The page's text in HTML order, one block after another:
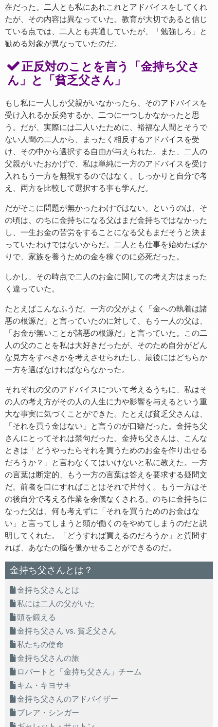
在だった。二人とも私にあれこれとアドバイスをしてくれ
たが、その内容は異なっていた。教育が大切であると信じ
ている点では、二人とも共通していたが、「勉強しろ」と
勧める対象が異なっていたのだ。
正反対のことを言う「金持ち父さ
ん」と「貧乏父さん」
もし私に一人しか父親がいなかったら、そのアドバイスを
受け入れるか反発するか、二つに一つしかなかったと思
う。だが、実際には二人いたために、裕福な人間とそうで
ない人間の二人から、まったく相反するアドバイスを受
け、その中から選択する自由が与えられた。また、二人の
父親がいたおかげで、私は単純に一方のアドバイスを受け
入れもう一方を無視するのではなく、しっかりと自分で考
え、両方を比較して選択する事も学んだ。
だがそこに問題が無かったわけではない。というのは、そ
の頃は、のちに金持ちになる父はまだ金持ちではなかった
し、一生お金の苦労をすることになる父もまだそうと決ま
っていたわけではないからだ。二人とも仕事を始めたばか
りで、家族を養うための金を稼ぐのに必死だった。
しかし、その時点で二人のお金に関しての考え方はまった
く違っていた。
たとえばこんなふうだ。一方の父がよく「金への執着は諸
悪の根源だ」と言っていたのに対して、もう一人の父は、
「お金が無いことが諸悪の根源だ」と言っていた。この二
人の父のことを私は大好きだったが、そのため自分がどん
な見方をすべきかを考えさせられたし、最後にはどちらか
一方を選ばなければならなかった。
それぞれの父のアドバイスについて考えるうちに、私はそ
の人の考え方がその人の人生に力や影響を与えるという重
大な事実に気づくことができた。たとえば貧乏父さんは、
「それを買う金はない」と言うのが口癖だった。金持ち父
さんにとってそれは禁句だった。金持ち父さんは、こんな
ときは「どうやったらそれを買うためのお金を作り出せる
だろうか？」と言わなくてはいけないと私に教えた。一方
の言葉は断定的、もう一方の言葉は答えを要求する疑問文
だ。前者を口にすればことはそれで片付く。もう一方はそ
の後自分で考える作業を余儀なくされる。のちに金持ちに
なった父は、何も考えずに「それを買うためのお金はな
い」と言ってしまうと頭が働くのをやめてしまうのだと説
明してくれた。「どうすれば買えるのだろうか」と質問す
れば、あなたの脳を働かせることができるのだ。
金持ち父さんとは？
金持ち父さんとは
私には二人の父がいた
頭を鍛える
金持ち父さん vs. 貧乏父さん
私たちの使命
金持ち父さんの旅
ロバートと「金持ち父さん」チーム
キム・キヨサキ
金持ち父さんのアドバイザー
ブレア・シンガー